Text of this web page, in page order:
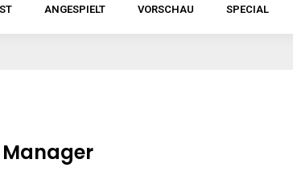
ANGESPIELT VORSCHAU SPECIAL